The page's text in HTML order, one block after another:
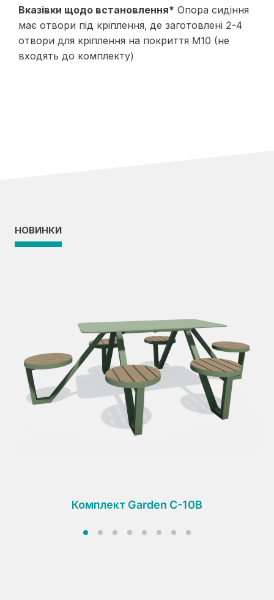
Вказівки щодо встановлення* Опора сидіння
має отвори під кріплення, де заготовлені 2-4
отвори для кріплення на покриття M10 (не
входять до комплекту)
НОВИНКИ
Комплект Garden C-10B